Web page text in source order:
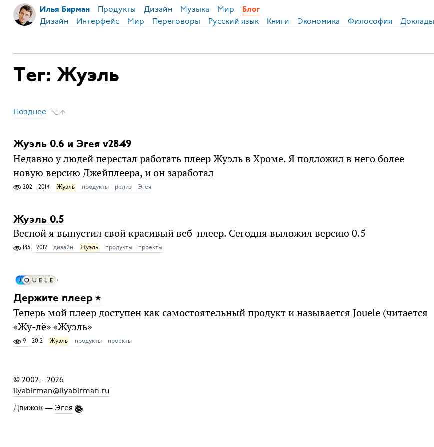
Илья Бирман Продукты Дизайн Музыка Мир Блог
Дизайн Интерфейс Мир Переговоры Русский язык Книги Экономика Философия Доклады
Тег: Жуэль
Позднее ⌥ ↑
Жуэль 0.6 и Эгея v2849
Недавно у людей перестал работать плеер Жуэль в Хроме. Я подложил в него более
новую версию Джейплеера, и он заработал
202 2014 Жуэль продукты релиз Эгея
Жуэль 0.5
Весной я выпустил свой красивый веб-плеер. Сегодня выложил версию 0.5
185 2012 дизайн Жуэль продукты проекты
Держите плеер
Теперь мой плеер доступен как самостоятельный продукт и называется Jouele (читается
«Жу-лё» «Жуэль»
9 2012 Жуэль продукты проекты
© 2002...2026
ilyabirman@ilyabirman.ru
Движок — Эгея